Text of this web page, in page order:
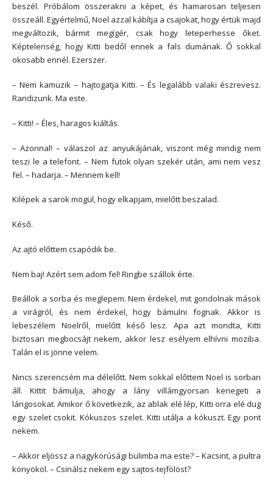
beszél. Próbálom összerakni a képet, és hamarosan teljesen
összeáll. Egyértelmű, Noel azzal kábítja a csajokat, hogy értük majd
megváltozik, bármit megígér, csak hogy leteperhesse őket.
Képtelenség, hogy Kitti bedől ennek a fals dumának. Ő sokkal
okosabb ennél. Ezerszer.
– Nem kamuzik – hajtogatja Kitti. – És legalább valaki észrevesz.
Randizunk. Ma este.
– Kitti! – Éles, haragos kiáltás.
– Azonnal! – válaszol az anyukájának, viszont még mindig nem
teszi le a telefont. – Nem futok olyan szekér után, ami nem vesz
fel. – hadarja. – Mennem kell!
Kilépek a sarok mögül, hogy elkapjam, mielőtt beszalad.
Késő.
Az ajtó előttem csapódik be.
Nem baj! Azért sem adom fel! Ringbe szállok érte.
Beállok a sorba és meglepem. Nem érdekel, mit gondolnak mások
a virágról, és nem érdekel, hogy bámulni fognak. Akkor is
lebeszélem Noelről, mielőtt késő lesz. Apa azt mondta, Kitti
biztosan megbocsájt nekem, akkor lesz esélyem elhívni moziba.
Talán el is jönne velem.
Nincs szerencsém ma délelőtt. Nem sokkal előttem Noel is sorban
áll. Kittit bámulja, ahogy a lány villámgyorsan kenegeti a
lángosokat. Amikor ő következik, az ablak elé lép, Kitti orra elé dug
egy szelet csokit. Kókuszos szelet. Kitti utálja a kókuszt. Egy pont
nekem.
– Akkor eljössz a nagykorúsági bulimba ma este? – Kacsint, a pultra
könyököl. – Csinálsz nekem egy sajtos-tejfölöst?